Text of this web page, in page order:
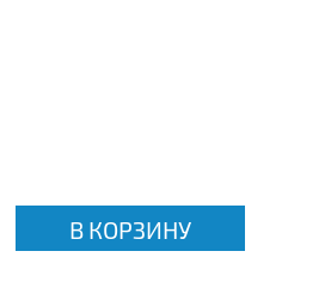
В КОРЗИНУ